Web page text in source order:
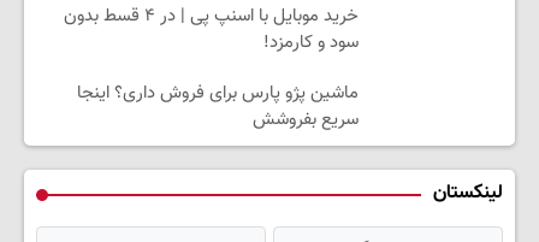
خرید موبایل با اسنپ پی | در ۴ قسط بدون
سود و کارمزد!
ماشین پژو پارس برای فروش داری؟ اینجا
سریع بفروشش
لینکستان